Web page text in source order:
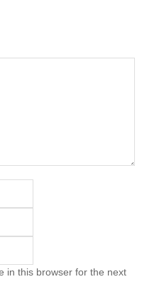
in this browser for the next